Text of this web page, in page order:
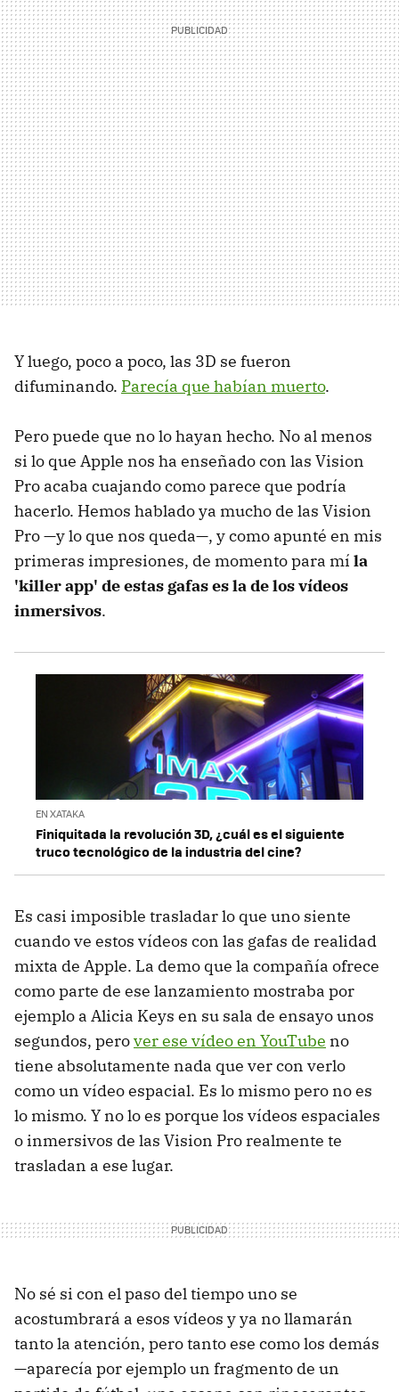
Y luego, poco a poco, las 3D se fueron
difuminando. Parecía que habían muerto.
Pero puede que no lo hayan hecho. No al menos
si lo que Apple nos ha enseñado con las Vision
Pro acaba cuajando como parece que podría
hacerlo. Hemos hablado ya mucho de las Vision
Pro —y lo que nos queda—, y como apunté en mis
primeras impresiones, de momento para mí la
'killer app' de estas gafas es la de los vídeos
inmersivos.
EN XATAKA
Finiquitada la revolución 3D, ¿cuál es el siguiente
truco tecnológico de la industria del cine?
Es casi imposible trasladar lo que uno siente
cuando ve estos vídeos con las gafas de realidad
mixta de Apple. La demo que la compañía ofrece
como parte de ese lanzamiento mostraba por
ejemplo a Alicia Keys en su sala de ensayo unos
segundos, perover ese vídeo en YouTube no
tiene absolutamente nada que ver con verlo
como un vídeo espacial. Es lo mismo pero no es
lo mismo. Y no lo es porque los vídeos espaciales
o inmersivos de las Vision Pro realmente te
trasladan a ese lugar.
No sé si con el paso del tiempo uno se
acostumbrará a esos vídeos y ya no llamarán
tanto la atención, pero tanto ese como los demás
—aparecía por ejemplo un fragmento de un